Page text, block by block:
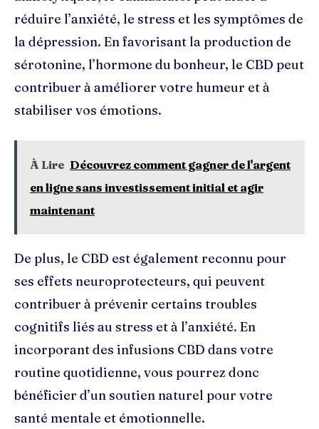
réduire l’anxiété, le stress et les symptômes de
la dépression. En favorisant la production de
sérotonine, l’hormone du bonheur, le CBD peut
contribuer à améliorer votre humeur et à
stabiliser vos émotions.
À Lire Découvrez comment gagner de l'argent
en ligne sans investissement initial et agir
maintenant
De plus, le CBD est également reconnu pour
ses effets neuroprotecteurs, qui peuvent
contribuer à prévenir certains troubles
cognitifs liés au stress et à l’anxiété. En
incorporant des infusions CBD dans votre
routine quotidienne, vous pourrez donc
bénéficier d’un soutien naturel pour votre
santé mentale et émotionnelle.